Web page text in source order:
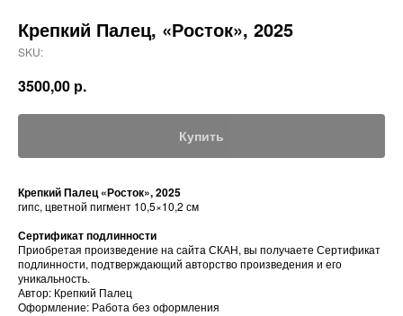
Крепкий Палец, «Росток», 2025
SKU:
3500,00 р.
Купить
Крепкий Палец «Росток», 2025
гипс, цветной пигмент 10,5×10,2 см
Сертификат подлинности
Приобретая произведение на сайта СКАН, вы получаете Сертификат
подлинности, подтверждающий авторство произведения и его
уникальность.
Автор: Крепкий Палец
Оформление: Работа без оформления